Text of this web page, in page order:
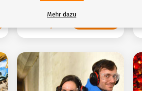
Mehr dazu